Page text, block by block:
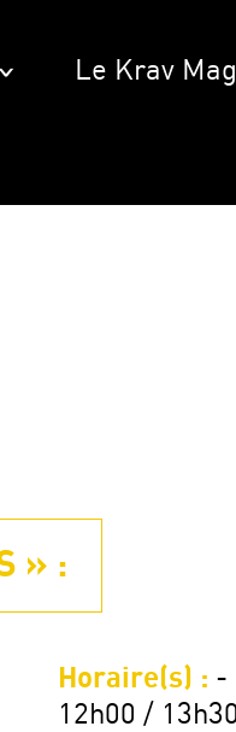
Le Krav
» :
Horaire(s) : -
12h00 /